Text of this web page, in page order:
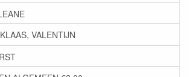
VALENTIJN